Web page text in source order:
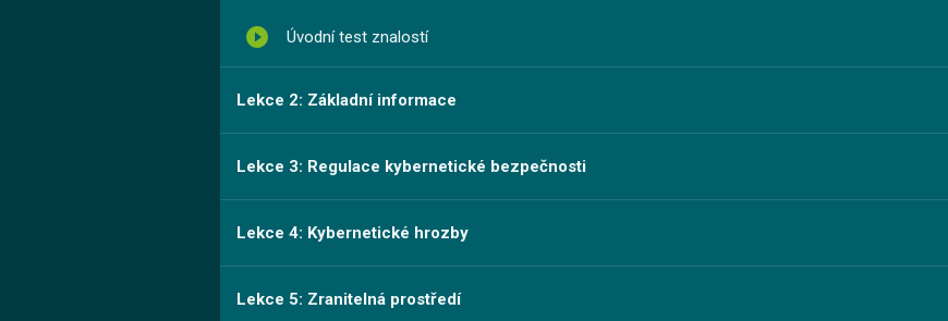
play_circle_filled Úvodní test znalostí
Lekce 2: Základní informace
Lekce 3: Regulace kybernetické bezpečnosti
Lekce 4: Kybernetické hrozby
Lekce 5: Zranitelná prostředí